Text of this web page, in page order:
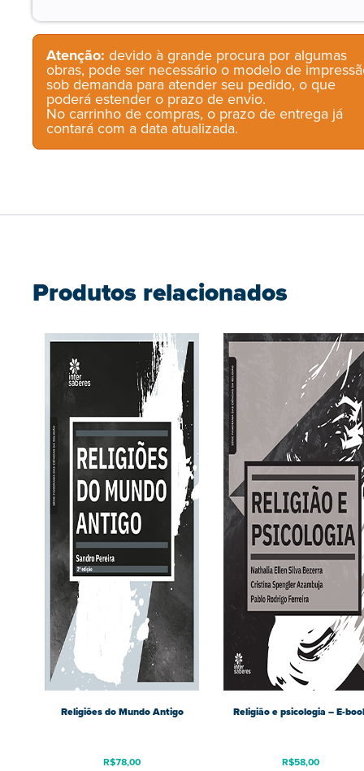
Atenção: devido à grande procura por algumas
obras, pode ser necessário o modelo de
sob demanda para atender seu pedido, o que
poderá estender o prazo de envio.
No carrinho de compras, o prazo de entrega já
contará com a data atualizada.
Produtos relacionados
Religiões do Mundo Antigo
R$78,00
Religião e psicologia – E-
R$58,00